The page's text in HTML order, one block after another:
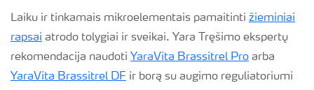
Laiku ir tinkamais mikroelementais pamaitinti žieminiai
rapsai atrodo tolygiai ir sveikai. Yara Tręšimo ekspertų
rekomendacija naudoti YaraVita Brassitrel Pro arba
YaraVita Brassitrel DF ir borą su augimo reguliatoriumi